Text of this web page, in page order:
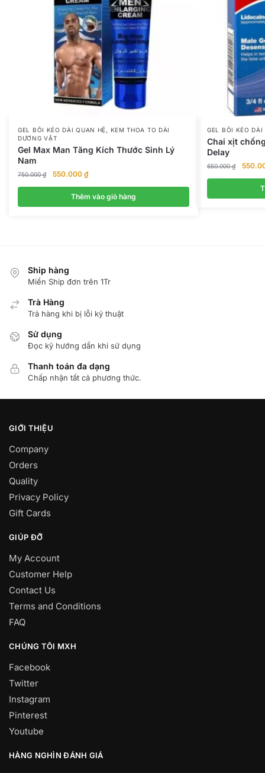
GEL BÔI KÉO DÀI QUAN HỆ
KEM THOA TO DÀI
DƯƠNG VẬT
Gel Max Man Tăng Kích Thước Sinh Lý
Nam
750.000₫
Giá
750.000 ₫.
550.000 ₫Giá
tại
là:
Thêm vào giỏ hàng
GEL BÔI KÉO DÀI
Chai xịt
Delay
650.000₫
Giá
Ship hàng
Miển Ship đơn trên 1Tr
Trà Hàng
Trả hàng khi bị lỗi kỷ thuật
Sử dụng
Đọc kỹ hướng dẩn khi sử dụng
Thanh toán đa dạng
Chấp nhận tất cả phương thức.
GIỚI THIỆU
Company
Orders
Quality
Privacy Policy
Gift Cards
GIÚP ĐỠ
My Account
Customer Help
Contact Us
Terms and Conditions
FAQ
CHÚNG TÔI MXH
Facebook
Twitter
Instagram
Pinterest
Youtube
HÀNG NGHÌN ĐÁNH GIÁ